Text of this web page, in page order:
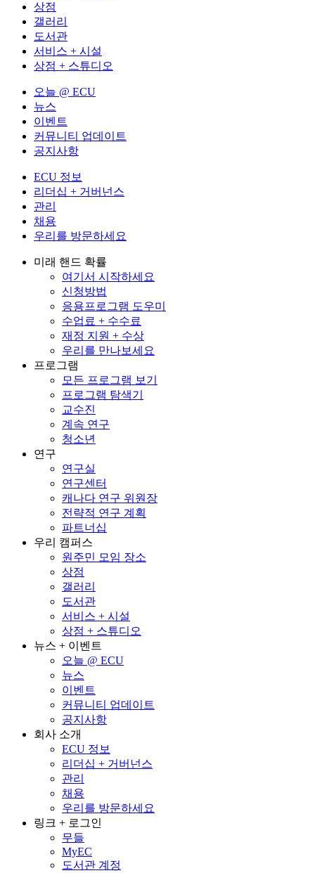
상점
갤러리
도서관
서비스 + 시설
상점 + 스튜디오
오늘 @ ECU
뉴스
이벤트
커뮤니티 업데이트
공지사항
ECU 정보
리더십 + 거버넌스
관리
채용
우리를 방문하세요
미래 핸드 확률
여기서 시작하세요
신청방법
응용프로그램 도우미
수업료 + 수수료
재정 지원 + 수상
우리를 만나보세요
프로그램
모든 프로그램 보기
프로그램 탐색기
교수진
계속 연구
청소년
연구
연구실
연구센터
캐나다 연구 위원장
전략적 연구 계획
파트너십
우리 캠퍼스
원주민 모임 장소
상점
갤러리
도서관
서비스 + 시설
상점 + 스튜디오
뉴스 + 이벤트
오늘 @ ECU
뉴스
이벤트
커뮤니티 업데이트
공지사항
회사 소개
ECU 정보
리더십 + 거버넌스
관리
채용
우리를 방문하세요
링크 + 로그인
무들
MyEC
도서관 계정